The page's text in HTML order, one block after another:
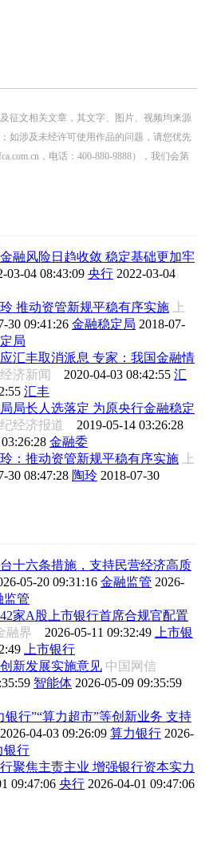
征文相关文章，其文字、图片、视频均来源
如涉及未经许可使用作品的问题，请您优先
，电话：400-880-9888），我们会第
融风险日趋收敛 稳定基础更加牢
03-04 08:43:09 央行 2022-03-04
推动资管新规平稳有序实施
上
30 09:41:26 金融稳定局 2018-07-
局
汇丰取消派息 专家：我国金融情
济新闻 2020-04-03 08:42:55 汇
汇丰
局长人选落定 为原央行金融稳定
纪经济报道 2019-05-14 03:26:28
金融委
：推动资管新规平稳有序实施
上
30 08:47:28 陶玲 2018-07-30
十六条措施，支持民营经济高质
05-20 09:31:16 金融监管 2026-
监管
家A股上市银行首席合规官配置
融界 2026-05-11 09:32:49
上市银
上市银行
新发展实施意见 中国网信
智能体 2026-05-09 09:35:59
银行”“算力超市”等创新业务 支持
2026-04-03 09:26:09 算力银行 2026-
银行
聚焦主责主业 增强银行资本实力
09:47:06 央行 2026-04-01 09:47:06